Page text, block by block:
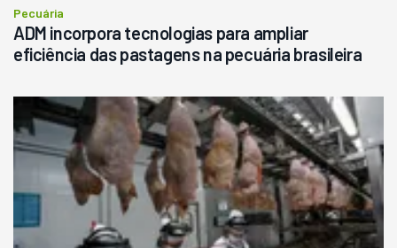
Pecuária
ADM incorpora tecnologias para ampliar
eficiência das pastagens na pecuária brasileira